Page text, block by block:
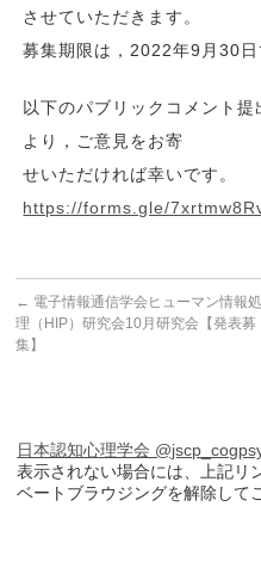
させていただきます。
募集期限は，2022年9月30日
以下のパブリックコメント
より，ご意見をお寄
せいただければ幸いです。
https://forms.gle/
← 電子情報通信学会ヒューマン情報処
理（HIP）研究会10月研究会【発表募
集】
日本認知心理学会
表示されない場合には、上記リ
ベートブラウジングを解除して